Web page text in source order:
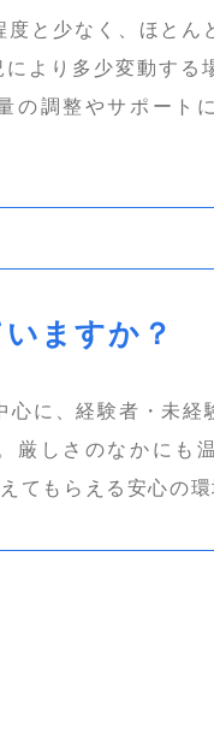
と少なく、ほとん
より多少変動する
の調整やサポート
ますか？
に、経験者・未経
厳しさのなかにも
てもらえる安心の環